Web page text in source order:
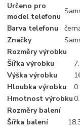
Určeno pro
model telefonu
Barva telefonu
Značky
Rozměry výrobku
Šířka výrobku
Výška výrobku
Hloubka výrobku
Hmotnost výrobku
Rozměry balení
Šířka balení